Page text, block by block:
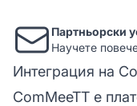
Партньорски
Научете
Интеграция на
ComMeeTT е